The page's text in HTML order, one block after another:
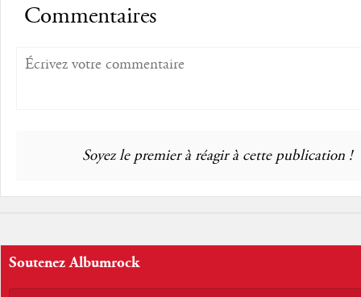
Commentaires
Soyez le premier à réagir à cette publication !
Soutenez Albumrock